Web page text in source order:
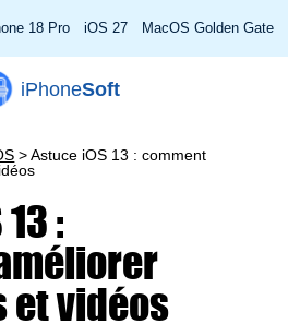
18 Pro iOS 27 MacOS Golden Gate
iPhoneSoft
>Astuce iOS 13 : comment
:
et vidéos